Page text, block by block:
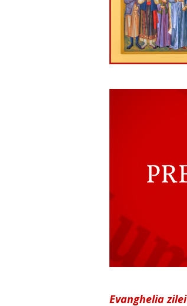
Evanghelia zilei